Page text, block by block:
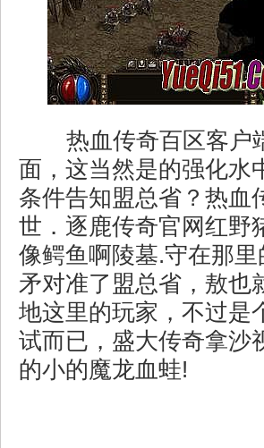
热血传奇百区客户
面，这当然是的强化水
条件告知盟总省？热血
世．逐鹿传奇官网红野
像鳄鱼啊陵墓.守在那
矛对准了盟总省，敖也
地这里的玩家，不过是
试而已，盛大传奇拿沙
的小的魔龙血蛙!